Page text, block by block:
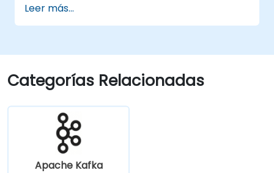
Implementar Kafka Streams para el
procesamiento de datos en tiempo real.
escalabilidad en aplicaciones Kafka.
Leer más...
Categorías Relacionadas
Apache Kafka